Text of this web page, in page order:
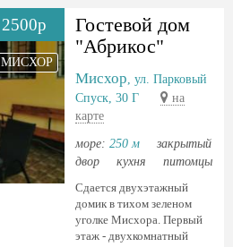
2500р
МИСХОР
Гостевой дом
"Абрикос"
Мисхор, ул. Парковый
Спуск, 30 Г
на
карте
море: 250 м
закрытый
двор
кухня
питомцы
Сдается двухэтажный
домик в тихом зеленом
уголке Мисхора. Первый
этаж - двухкомнатный